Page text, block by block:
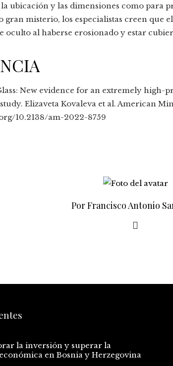
ubicación y las dimensiones como para
gran misterio, los especialistas creen que
oculto al haberse erosionado y estar
New evidence for an extremely high-
Elizaveta Kovaleva et al. American
10.2138/am-2022-8759
Por Francisco Antonio
la inversión y superar la
en Bosnia y Herzegovina